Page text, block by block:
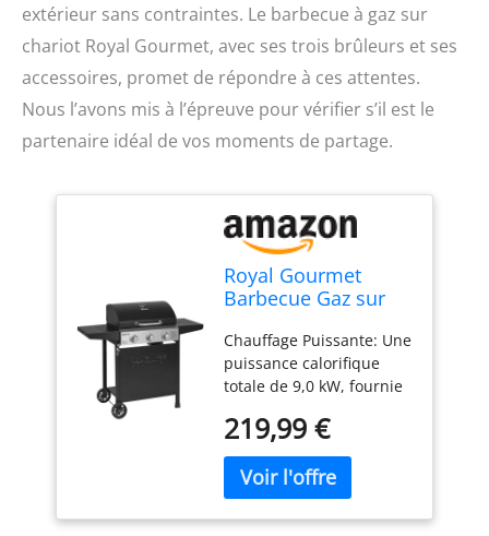
extérieur sans contraintes. Le barbecue à gaz sur
chariot Royal Gourmet, avec ses trois brûleurs et ses
accessoires, promet de répondre à ces attentes.
Nous l’avons mis à l’épreuve pour vérifier s’il est le
partenaire idéal de vos moments de partage.
Royal Gourmet
Barbecue Gaz sur
BBQ Gaz avec
Capot, Puissance
9kW Propane, 2
Grilles en Émaillée,
2 Table Latérales,
Thermomètre
Intégré, Adapté pour
Jardin et Camping
Chauffage Puissante: Une
puissance calorifique
totale de 9,0 kW, fournie
acier inoxydable de 3,0
kW, fournit une chaleur
constante pour les
grillades. Grande Surface
de Cuisson: la zone de
219,99 €